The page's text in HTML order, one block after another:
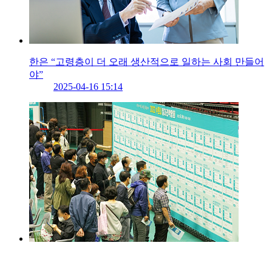
한은 “고령층이 더 오래 생산적으로 일하는 사회 만들어
야”
2025-04-16 15:14